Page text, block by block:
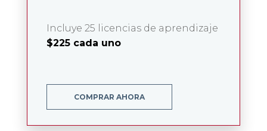
Incluye 25 licencias de aprendizaje
$225 cada uno
COMPRAR AHORA